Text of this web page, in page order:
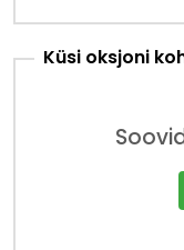
Küsi oksjoni